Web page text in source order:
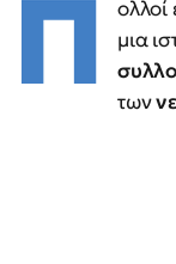
Π
μια
των